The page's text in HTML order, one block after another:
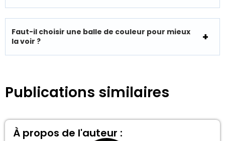
Faut-il choisir une balle de couleur pour mieux
la voir ?
Publications similaires
À propos de l'auteur :